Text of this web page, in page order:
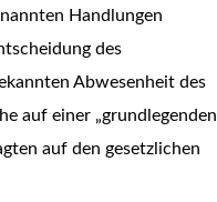
Handlungen
des
Abwesenheit des
auf einer „grundlegenden
auf den gesetzlichen